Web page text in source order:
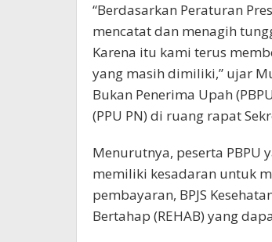
“Berdasarkan Peraturan
mencatat dan menagih
Karena itu kami terus
yang masih dimiliki,” ujar
Bukan Penerima Upah
(PPU PN) di ruang rapat
Menurutnya, peserta PBPU
memiliki kesadaran untuk
pembayaran, BPJS
Bertahap (REHAB) yang